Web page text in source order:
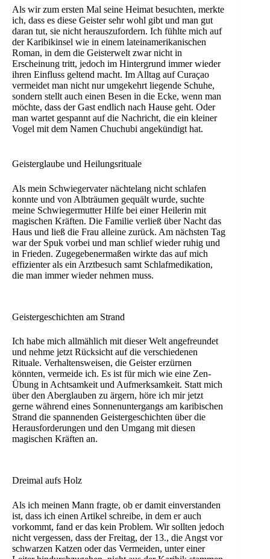
Als wir zum ersten Mal seine Heimat besuchten, merkte
ich, dass es diese Geister sehr wohl gibt und man gut
daran tut, sie nicht herauszufordern. Ich fühlte mich auf
der Karibikinsel wie in einem lateinamerikanischen
Roman, in dem die Geisterwelt zwar nicht in
Erscheinung tritt, jedoch im Hintergrund immer wieder
ihren Einfluss geltend macht. Im Alltag auf Curaçao
vermeidet man nicht nur umgekehrt liegende Schuhe,
sondern stellt auch einen Besen in die Ecke, wenn man
möchte, dass der Gast endlich nach Hause geht. Oder
man wartet gespannt auf die Nachricht, die ein kleiner
Vogel mit dem Namen Chuchubi angekündigt hat.
Geisterglaube und Heilungsrituale
Als mein Schwiegervater nächtelang nicht schlafen
konnte und von Albträumen gequält wurde, suchte
meine Schwiegermutter Hilfe bei einer Heilerin mit
magischen Kräften. Die Familie verließ über Nacht das
Haus und ließ die Frau alleine zurück. Am nächsten Tag
war der Spuk vorbei und man schlief wieder ruhig und
in Frieden. Zugegebenermaßen wirkte das auf mich
effizienter als ein Arztbesuch samt Schlafmedikation,
die man immer wieder nehmen muss.
Geistergeschichten am Strand
Ich habe mich allmählich mit dieser Welt angefreundet
und nehme jetzt Rücksicht auf die verschiedenen
Rituale. Verhaltensweisen, die Geister erzürnen
könnten, vermeide ich. Es ist für mich wie eine Zen-
Übung in Achtsamkeit und Aufmerksamkeit. Statt mich
über den Aberglauben zu ärgern, höre ich mir jetzt
gerne während eines Sonnenuntergangs am karibischen
Strand die spannenden Geistergeschichten über die
Herausforderungen und den Umgang mit diesen
magischen Kräften an.
Dreimal aufs Holz
Als ich meinen Mann fragte, ob er damit einverstanden
ist, dass ich einen Artikel schreibe, in dem er auch
vorkommt, fand er das kein Problem. Wir sollten jedoch
nicht vergessen, dass der Freitag, der 13., die Angst vor
schwarzen Katzen oder das Vermeiden, unter einer